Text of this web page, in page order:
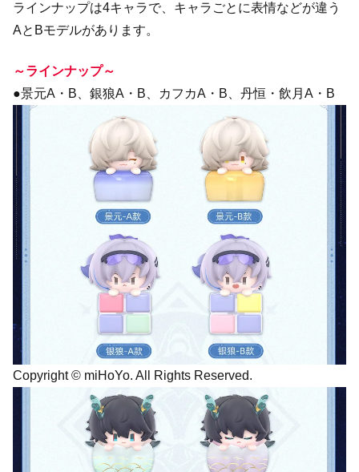
ラインナップは4キャラで、キャラごとに表情などが違う
AとBモデルがあります。
～ラインナップ～
●景元A・B、銀狼A・B、カフカA・B、丹恒・飲月A・B
Copyright © miHoYo. All Rights Reserved.